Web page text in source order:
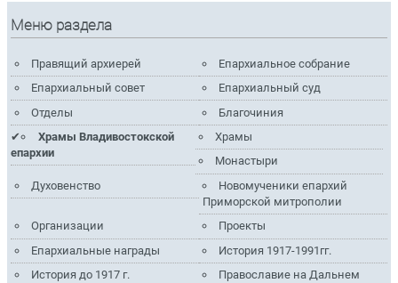
Меню раздела
Правящий архиерей
Епархиальное собрание
Епархиальный совет
Епархиальный суд
Отделы
Благочиния
Храмы Владивостокской
епархии
Храмы
Монастыри
Духовенство
Новомученики епархий
Приморской митрополии
Организации
Проекты
Епархиальные награды
История 1917-1991гг.
История до 1917 г.
Православие на Дальнем